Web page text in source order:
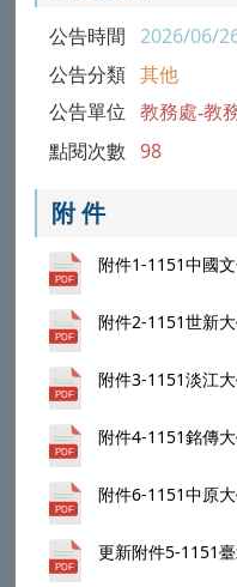
公告時間 2026/06/
公告分類 其他
公告單位 教務處-教
點閱次數 98
附 件
附件1-1151中國
附件2-1151世新
附件3-1151淡江
附件4-1151銘傳
附件6-1151中原
更新附件5-1151